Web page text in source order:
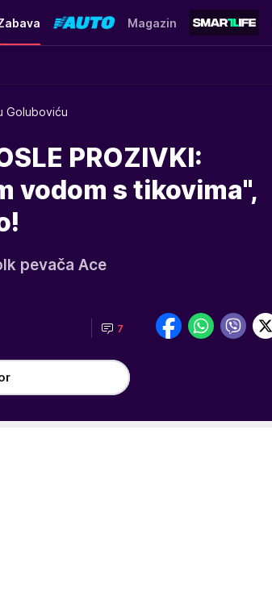
Magazin
Goluboviću
PROZIVKI:
vodom s tikovima",
pevača Ace
7